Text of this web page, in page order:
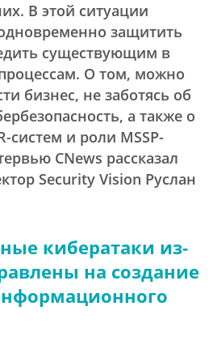
В этой ситуации
защитить
существующим в
О том, можно
бизнес, не заботясь об
а также о
систем и роли MSSP-
CNews рассказал
Security Vision Руслан
кибератаки из-
на создание